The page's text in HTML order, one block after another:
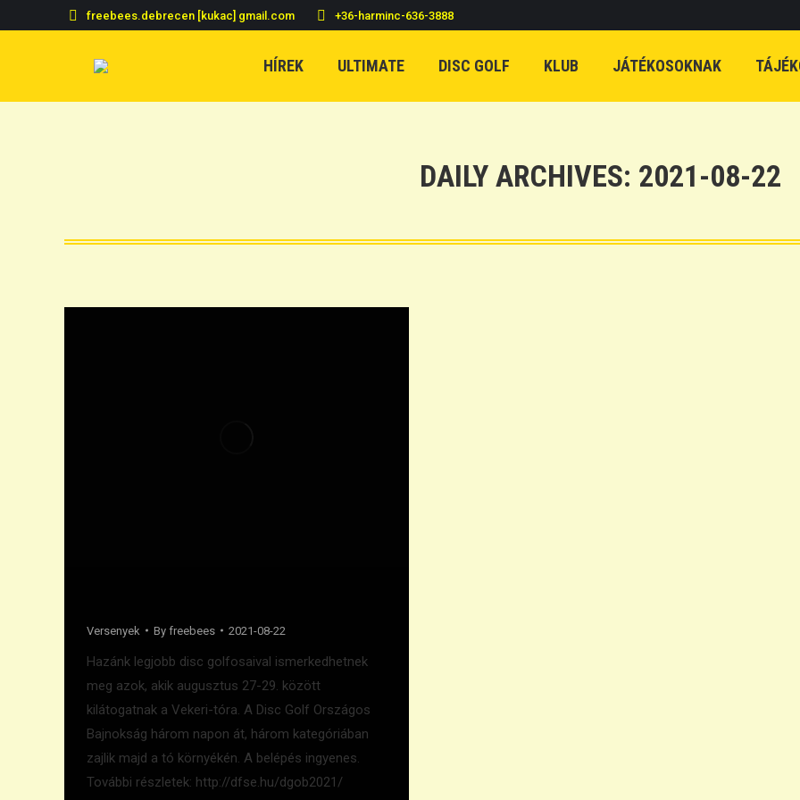
freebees.debrecen [kukac] gmail.com +36-harminc-636-3888
HÍREK ULTIMATE DISC GOLF KLUB JÁTÉKOSOKNAK
DAILY ARCHIVES: 2021-08-22
Versenyek By freebees 2021-08-22
Hazánk legjobb disc golfosaival ismerkedhetnek
meg azok, akik augusztus 27-29. között
kilátogatnak a Vekeri-tóra. A Disc Golf Országos
Bajnokság három napon át, három kategóriában
zajlik majd a tó környékén. A belépés ingyenes.
További részletek: http://dfse.hu/dgob2021/